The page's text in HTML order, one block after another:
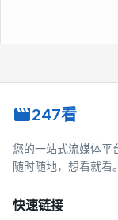
247看
您的一站式流媒体平
随时随地，想看就看。
快速链接